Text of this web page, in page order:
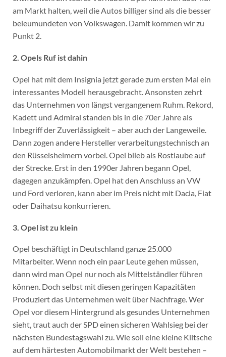
am Markt halten, weil die Autos billiger sind als die besser
beleumundeten von Volkswagen. Damit kommen wir zu
Punkt 2.
2. Opels Ruf ist dahin
Opel hat mit dem Insignia jetzt gerade zum ersten Mal ein
interessantes Modell herausgebracht. Ansonsten zehrt
das Unternehmen von längst vergangenem Ruhm. Rekord,
Kadett und Admiral standen bis in die 70er Jahre als
Inbegriff der Zuverlässigkeit – aber auch der Langeweile.
Dann zogen andere Hersteller verarbeitungstechnisch an
den Rüsselsheimern vorbei. Opel blieb als Rostlaube auf
der Strecke. Erst in den 1990er Jahren begann Opel,
dagegen anzukämpfen. Opel hat den Anschluss an VW
und Ford verloren, kann aber im Preis nicht mit Dacia, Fiat
oder Daihatsu konkurrieren.
3. Opel ist zu klein
Opel beschäftigt in Deutschland ganze 25.000
Mitarbeiter. Wenn noch ein paar Leute gehen müssen,
dann wird man Opel nur noch als Mittelständler führen
können. Doch selbst mit diesen geringen Kapazitäten
Produziert das Unternehmen weit über Nachfrage. Wer
Opel vor diesem Hintergrund als gesundes Unternehmen
sieht, traut auch der SPD einen sicheren Wahlsieg bei der
nächsten Bundestagswahl zu. Wie soll eine kleine Klitsche
auf dem härtesten Automobilmarkt der Welt bestehen –